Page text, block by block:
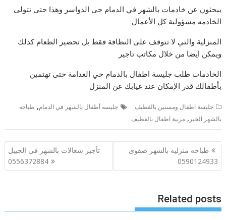
يبحثون عن خادمات بالشهر في الدمام حى الدواسر وهذا حتى تتولى
الخادمه مسؤولية كل الأعمال
المنزلية والتي لا تتوقف على النظافة فقط بل تحضير الطعام كذلك
ويمكن ايضا من خلال مكاتب تاجير
الخادمات طلب جليسة اطفال بالدمام حي العدامة حتى تهتمين
بأطفالك قدر الإمكان عند غيابك عن المنزل
جليسة اطفال ومسنين بالقطيف جليسه أطفال بالشهر في الدمام, طباخه
بالشهر الخبر ,مربية اطفال بالقطيف
تصفّح
المقالات
طباخه منزليه بالشهر صفوى
0590124933
تأجير شغالات بالشهر في الجبيل
0556372884
Related posts